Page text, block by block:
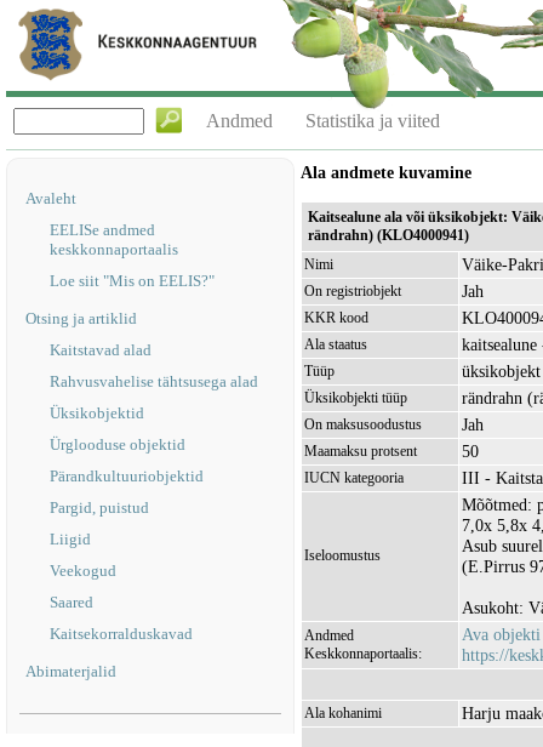
Andmed Statistika ja viited
Avaleht
EELISe andmed
keskkonnaportaalis
Loe siit "Mis on EELIS?"
Otsing ja artiklid
Kaitstavad alad
Rahvusvahelise tähtsusega alad
Üksikobjektid
Ürglooduse objektid
Pärandkultuuriobjektid
Pargid, puistud
Liigid
Veekogud
Saared
Kaitsekorralduskavad
Abimaterjalid
Ala andmete kuvamine
Kaitsealune ala või üksikobjekt:
rändrahn) (KLO4000941)
Nimi
Väike-
On registriobjekt Jah
KKR kood
Ala staatus
Tüüp üksikobjekt
Üksikobjekti tüüp rändrahn
On maksusoodustus Jah
Maamaksu protsent 50
IUCN kategooria III -
Iseloomustus
Mõõtmed:
7,0x 5,8x
Asub
(E.Pirrus
Asukoht:
Andmed
Keskkonnaportaalis:
Ava objekti
https://
Ala kohanimi Harju